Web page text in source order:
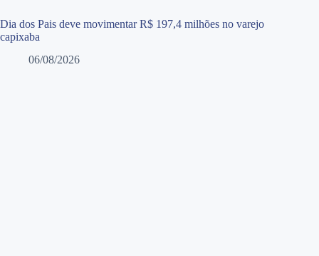
Dia dos Pais deve movimentar R$ 197,4 milhões no varejo
capixaba
06/08/2026